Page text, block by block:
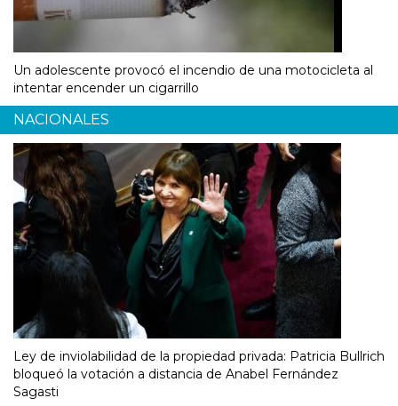
Un adolescente provocó el incendio de una motocicleta al
intentar encender un cigarrillo
NACIONALES
Ley de inviolabilidad de la propiedad privada: Patricia Bullrich
bloqueó la votación a distancia de Anabel Fernández
Sagasti